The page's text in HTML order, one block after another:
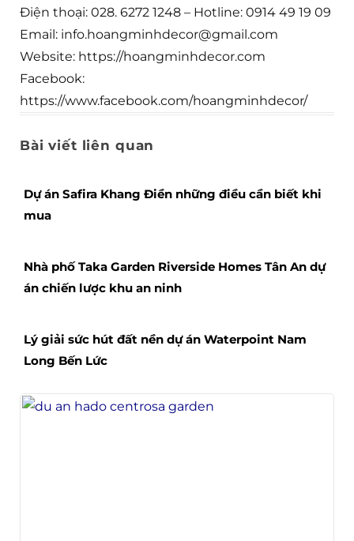
Điện thoại: 028. 6272 1248 – Hotline: 0914 49 19 09
Email: info.hoangminhdecor@gmail.com
Website: https://hoangminhdecor.com
Facebook:
https://www.facebook.com/hoangminhdecor/
Bài viết liên quan
Dự án Safira Khang Điền những điều cần biết khi
mua
Nhà phố Taka Garden Riverside Homes Tân An dự
án chiến lược khu an ninh
Lý giải sức hút đất nền dự án Waterpoint Nam
Long Bến Lức